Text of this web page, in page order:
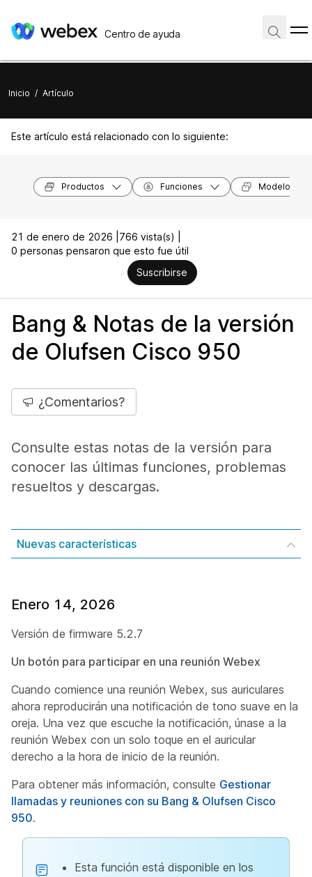
Centro de ayuda
Inicio / Artículo
Este artículo está relacionado con lo siguiente:
Productos Funciones Modelos de
21 de enero de 2026 | 766 vista(s) |
0 personas pensaron que esto fue útil
Suscribirse
Bang & Notas de la versión
de Olufsen Cisco 950
¿Comentarios?
Consulte estas notas de la versión para
conocer las últimas funciones, problemas
resueltos y descargas.
Nuevas características
Enero 14, 2026
Versión de firmware 5.2.7
Un botón para participar en una reunión Webex
Cuando comience una reunión Webex, sus auriculares
ahora reproducirán una notificación de tono suave en la
oreja. Una vez que escuche la notificación, únase a la
reunión Webex con un solo toque en el auricular
derecho a la hora de inicio de la reunión.
Para obtener más información, consulte Gestionar
llamadas y reuniones con su Bang & Olufsen Cisco
950.
Esta función está disponible en los